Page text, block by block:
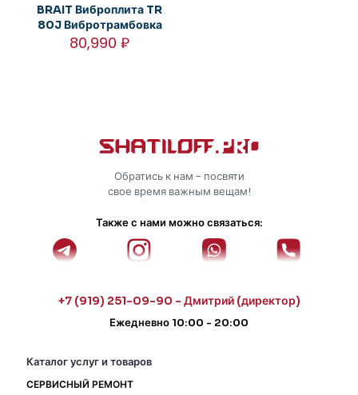
BRAIT Виброплита TR
80J Вибротрамбовка
80,990₽
Обратись к нам - посвяти
свое время важным вещам!
Также с нами можно связаться:
+7 (919) 251-09-90 - Дмитрий (директор)
Ежедневно 10:00 - 20:00
Каталог услуг и товаров
СЕРВИСНЫЙ РЕМОНТ